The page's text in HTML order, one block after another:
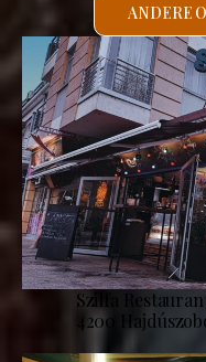
ANDERE
Szilfa
4200